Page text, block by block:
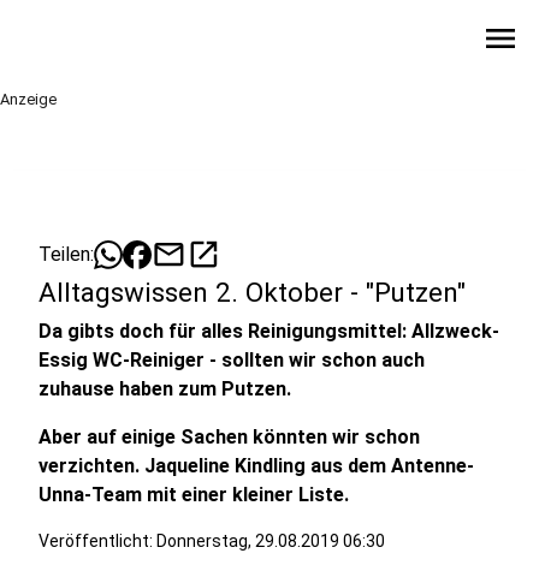
menu
Anzeige
Teilen: mailopen_in_new
Alltagswissen 2. Oktober - "Putzen"
Da gibts doch für alles Reinigungsmittel: Allzweck-
Essig WC-Reiniger - sollten wir schon auch
zuhause haben zum Putzen.
Aber auf einige Sachen könnten wir schon
verzichten. Jaqueline Kindling aus dem Antenne-
Unna-Team mit einer kleiner Liste.
Veröffentlicht: Donnerstag, 29.08.2019 06:30